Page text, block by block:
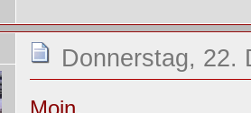
Donnerstag, 22.
Moin,